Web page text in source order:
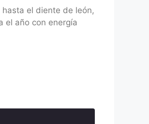
el diente de león,
el año con energía